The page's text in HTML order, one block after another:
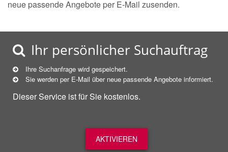
neue passende Angebote per E-Mail zusenden.
Ihr persönlicher Suchauftrag
Ihre Suchanfrage wird gespeichert.
Sie werden per E-Mail über neue passende Angebote informiert.
Dieser Service ist für Sie kostenlos.
AKTIVIEREN